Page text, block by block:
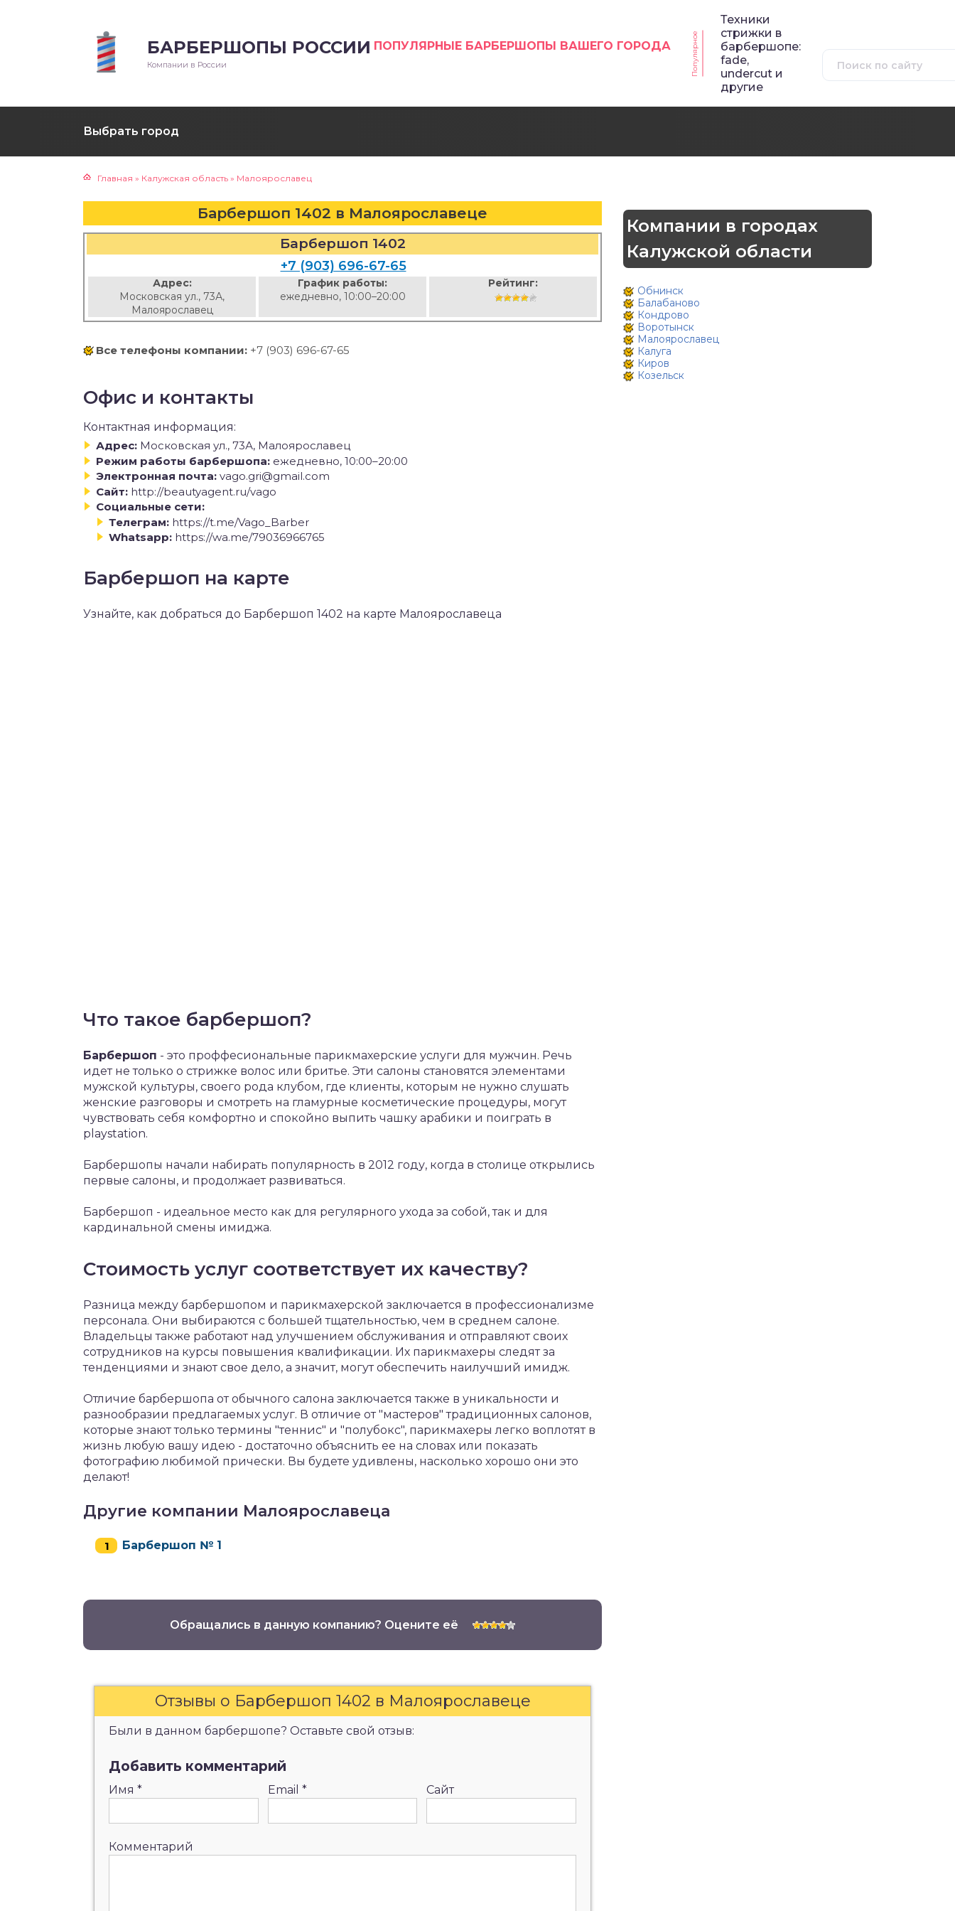
БАРБЕРШОПЫ РОССИИ ПОПУЛЯРНЫЕ БАРБЕРШОПЫ ВАШЕГО ГОРОДА
Компании в России Популярное
Техники
стрижки в
барбершопе:
fade,
undercut и
другие
Выбрать город
Главная » Калужская область » Малоярославец
Барбершоп 1402 в Малоярославеце
Барбершоп 1402
+7 (903) 696-67-65
Адрес:
Московская ул., 73А,
Малоярославец
График работы:
ежедневно, 10:00–20:00
Рейтинг:
Все телефоны компании: +7 (903) 696-67-65
Офис и контакты
Контактная информация:
Адрес: Московская ул., 73А, Малоярославец
Режим работы барбершопа: ежедневно, 10:00–20:00
Электронная почта: vago.gri@gmail.com
Сайт: http://beautyagent.ru/vago
Социальные сети:
Телеграм: https://t.me/Vago_Barber
Whatsapp: https://wa.me/79036966765
Барбершоп на карте
Узнайте, как добраться до Барбершоп 1402 на карте Малоярославеца
Что такое барбершоп?
Барбершоп - это проффесиональные парикмахерские услуги для мужчин. Речь
идет не только о стрижке волос или бритье. Эти салоны становятся элементами
мужской культуры, своего рода клубом, где клиенты, которым не нужно слушать
женские разговоры и смотреть на гламурные косметические процедуры, могут
чувствовать себя комфортно и спокойно выпить чашку арабики и поиграть в
playstation.
Барбершопы начали набирать популярность в 2012 году, когда в столице открылись
первые салоны, и продолжает развиваться.
Барбершоп - идеальное место как для регулярного ухода за собой, так и для
кардинальной смены имиджа.
Стоимость услуг соответствует их качеству?
Разница между барбершопом и парикмахерской заключается в профессионализме
персонала. Они выбираются с большей тщательностью, чем в среднем салоне.
Владельцы также работают над улучшением обслуживания и отправляют своих
сотрудников на курсы повышения квалификации. Их парикмахеры следят за
тенденциями и знают свое дело, а значит, могут обеспечить наилучший имидж.
Отличие барбершопа от обычного салона заключается также в уникальности и
разнообразии предлагаемых услуг. В отличие от "мастеров" традиционных салонов,
которые знают только термины "теннис" и "полубокс", парикмахеры легко воплотят в
жизнь любую вашу идею - достаточно объяснить ее на словах или показать
фотографию любимой прически. Вы будете удивлены, насколько хорошо они это
делают!
Другие компании Малоярославеца
Барбершоп № 1
Обращались в данную компанию? Оцените её
Отзывы о Барбершоп 1402 в Малоярославеце
Были в данном барбершопе? Оставьте свой отзыв:
Добавить комментарий
Имя * Email * Сайт
Комментарий
Компании в городах
Калужской области
Обнинск
Балабаново
Кондрово
Воротынск
Малоярославец
Калуга
Киров
Козельск